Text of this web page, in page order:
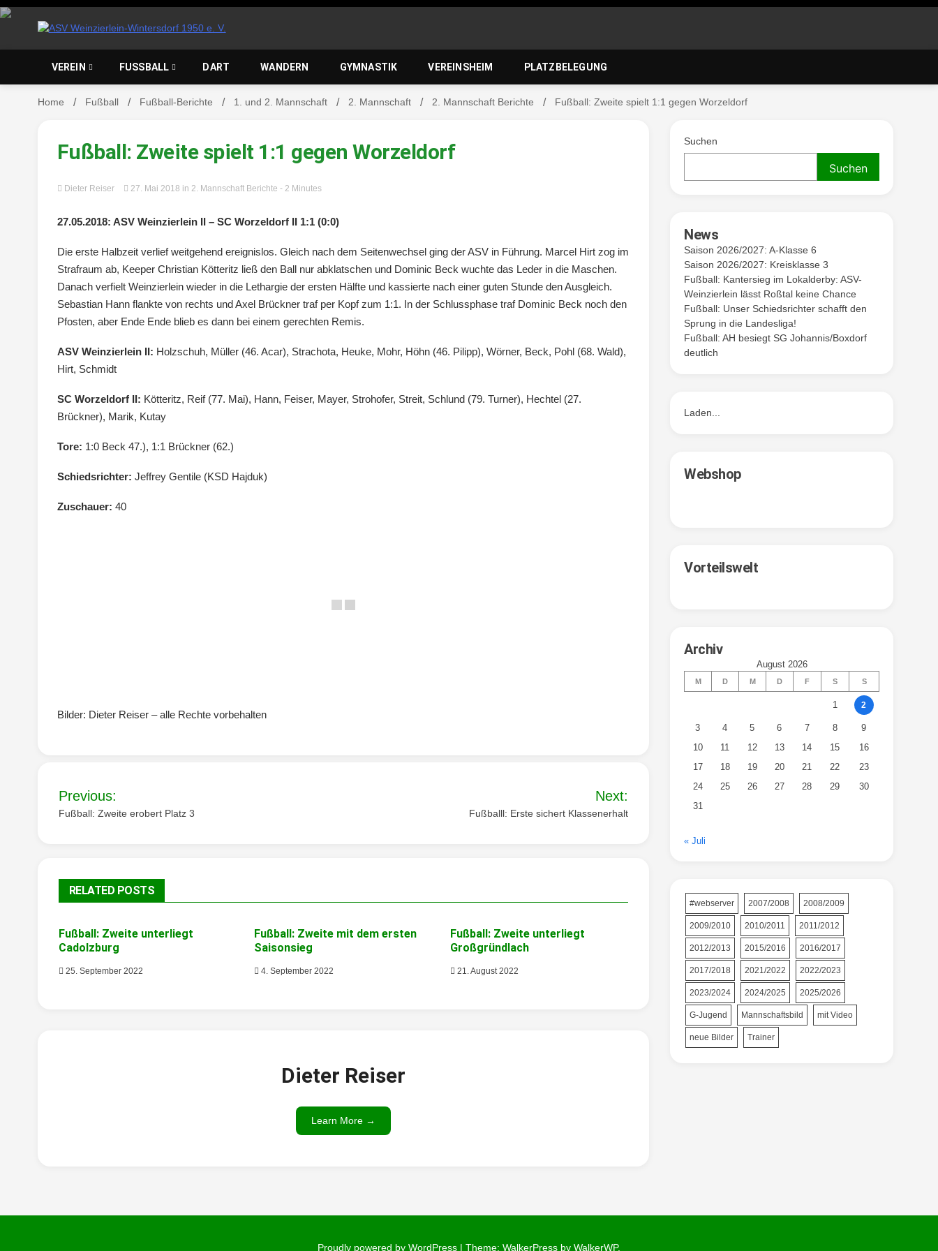
Skip
to
ASV Weinzierlein-
Wintersdorf 1950 e. V.
VEREIN FUSSBALL DART WANDERN GYMNASTIK VEREINSHEIM PLATZBELEGUNG
Home Fußball Fußball-Berichte 1. und 2. Mannschaft 2. Mannschaft 2. Mannschaft Berichte Fußball: Zweite spielt 1:1 gegen Worzeldorf
Fußball: Zweite spielt 1:1 gegen Worzeldorf
Dieter Reiser 27. Mai 2018 in 2. Mannschaft Berichte - 2 Minutes
27.05.2018: ASV Weinzierlein II – SC Worzeldorf II 1:1 (0:0)
Die erste Halbzeit verlief weitgehend ereignislos. Gleich nach dem Seitenwechsel ging der ASV in Führung. Marcel Hirt zog im
Strafraum ab, Keeper Christian Kötteritz ließ den Ball nur abklatschen und Dominic Beck wuchte das Leder in die Maschen.
Danach verfielt Weinzierlein wieder in die Lethargie der ersten Hälfte und kassierte nach einer guten Stunde den Ausgleich.
Sebastian Hann flankte von rechts und Axel Brückner traf per Kopf zum 1:1. In der Schlussphase traf Dominic Beck noch den
Pfosten, aber Ende Ende blieb es dann bei einem gerechten Remis.
ASV Weinzierlein II: Holzschuh, Müller (46. Acar), Strachota, Heuke, Mohr, Höhn (46. Pilipp), Wörner, Beck, Pohl (68. Wald),
Hirt, Schmidt
SC Worzeldorf II: Kötteritz, Reif (77. Mai), Hann, Feiser, Mayer, Strohofer, Streit, Schlund (79. Turner), Hechtel (27.
Brückner), Marik, Kutay
Tore: 1:0 Beck 47.), 1:1 Brückner (62.)
Schiedsrichter: Jeffrey Gentile (KSD Hajduk)
Zuschauer: 40
Bilder: Dieter Reiser – alle Rechte vorbehalten
Beitragsnavigation
Previous:
Fußball: Zweite erobert Platz 3
Next:
Fußballl: Erste sichert Klassenerhalt
RELATED POSTS
Fußball: Zweite unterliegt
Cadolzburg
25. September 2022
Fußball: Zweite mit dem ersten
Saisonsieg
4. September 2022
Fußball: Zweite unterliegt
Großgründlach
21. August 2022
Dieter Reiser
Learn More →
Suchen
Suchen
News
Saison 2026/2027: A-Klasse 6
Saison 2026/2027: Kreisklasse 3
Fußball: Kantersieg im Lokalderby: ASV-
Weinzierlein lässt Roßtal keine Chance
Fußball: Unser Schiedsrichter schafft den
Sprung in die Landesliga!
Fußball: AH besiegt SG Johannis/Boxdorf
deutlich
Laden...
Webshop
Vorteilswelt
Archiv
August 2026
M D M D F S S
1 2
3 4 5 6 7 8
9
10
11 12 13 14 15
16
17
18 19 20 21 22
23
24
25 26 27 28 29
30
31
« Juli
#webserver 2007/2008 2008/2009
2009/2010 2010/2011 2011/2012
2012/2013 2015/2016 2016/2017
2017/2018 2021/2022 2022/2023
2023/2024 2024/2025 2025/2026
G-Jugend Mannschaftsbild mit Video
neue Bilder Trainer
Proudly powered by WordPress | Theme: WalkerPress by WalkerWP.